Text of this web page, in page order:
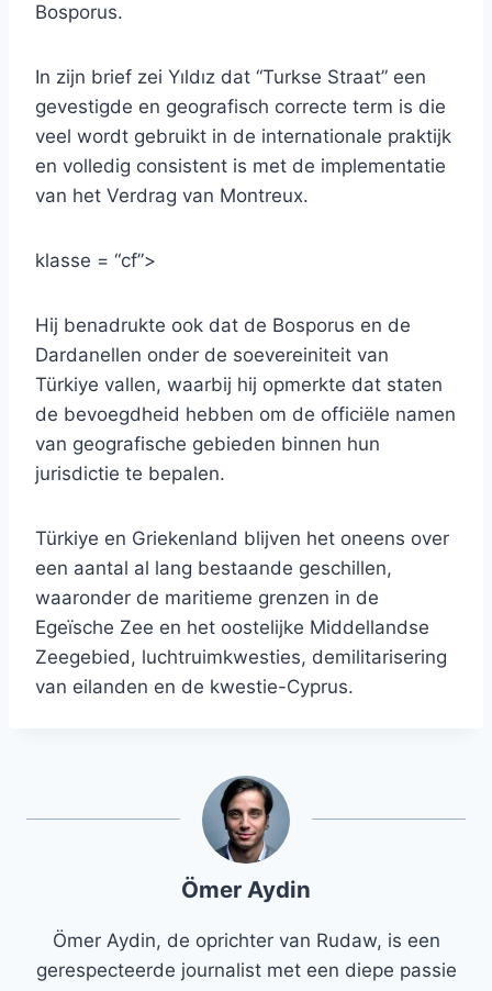
Bosporus.
In zijn brief zei Yıldız dat “Turkse Straat” een
gevestigde en geografisch correcte term is die
veel wordt gebruikt in de internationale praktijk
en volledig consistent is met de implementatie
van het Verdrag van Montreux.
klasse = “cf”>
Hij benadrukte ook dat de Bosporus en de
Dardanellen onder de soevereiniteit van
Türkiye vallen, waarbij hij opmerkte dat staten
de bevoegdheid hebben om de officiële namen
van geografische gebieden binnen hun
jurisdictie te bepalen.
Türkiye en Griekenland blijven het oneens over
een aantal al lang bestaande geschillen,
waaronder de maritieme grenzen in de
Egeïsche Zee en het oostelijke Middellandse
Zeegebied, luchtruimkwesties, demilitarisering
van eilanden en de kwestie-Cyprus.
Ömer Aydin
Ömer Aydin, de oprichter van Rudaw, is een
gerespecteerde journalist met een diepe passie